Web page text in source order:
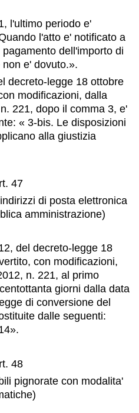
l'ultimo periodo e'
l'atto e' notificato a
dell'importo di
e' dovuto.».
decreto-legge 18 ottobre
modificazioni, dalla
221, dopo il comma 3, e'
« 3-bis. Le disposizioni
alla giustizia
47
di posta elettronica
amministrazione)
del decreto-legge 18
con modificazioni,
n. 221, al primo
giorni dalla data
di conversione del
dalle seguenti:
48
pignorate con modalita'